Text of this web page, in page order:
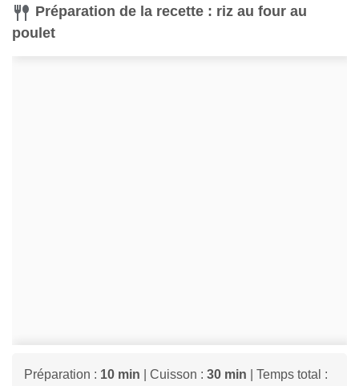
Préparation de la recette : riz au four au
poulet
Préparation : 10 min | Cuisson : 30 min | Temps total :